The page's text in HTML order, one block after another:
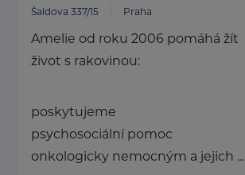
Šaldova 337/15 Praha
Amelie od roku 2006 pomáhá žít
život s rakovinou:
poskytujeme
psychosociální pomoc
onkologicky nemocným a jejich ...